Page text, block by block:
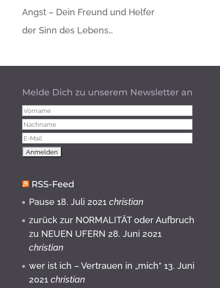
Angst – Dein Freund und Helfer
der Sinn des Lebens…
Melde Dich zu unserem Newsletter an
RSS-Feed
Pause 18. Juli 2021 christian
zurück zur NORMALITÄT oder Aufbruch
zu NEUEN UFERN 28. Juni 2021
christian
wer ist ich – Vertrauen in „mich“ 13. Juni
2021 christian